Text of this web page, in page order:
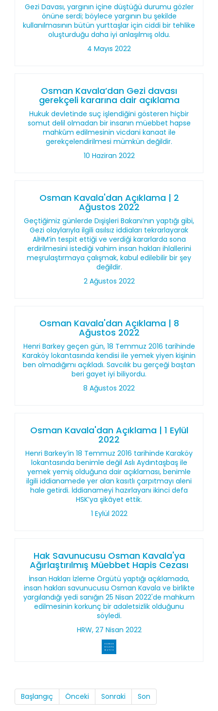
Gezi Davası, yargının içine düştüğü durumu gözler
önüne serdi; böylece yargının bu şekilde
kullanılmasının bütün yurttaşlar için ciddi bir tehlike
oluşturduğu daha iyi anlaşılmış oldu.
4 Mayıs 2022
Osman Kavala’dan Gezi davası
gerekçeli kararına dair açıklama
Hukuk devletinde suç işlendiğini gösteren hiçbir
somut delil olmadan bir insanın müebbet hapse
mahkûm edilmesinin vicdani kanaat ile
gerekçelendirilmesi mümkün değildir.
10 Haziran 2022
Osman Kavala'dan Açıklama | 2
Ağustos 2022
Geçtiğimiz günlerde Dışişleri Bakanı’nın yaptığı gibi,
Gezi olaylarıyla ilgili asılsız iddiaları tekrarlayarak
AİHM’in tespit ettiği ve verdiği kararlarda sona
erdirilmesini istediği vahim insan hakları ihlallerini
meşrulaştırmaya çalışmak, kabul edilebilir bir şey
değildir.
2 Ağustos 2022
Osman Kavala'dan Açıklama | 8
Ağustos 2022
Henri Barkey geçen gün, 18 Temmuz 2016 tarihinde
Karaköy lokantasında kendisi ile yemek yiyen kişinin
ben olmadığımı açıkladı. Savcılık bu gerçeği baştan
beri gayet iyi biliyordu.
8 Ağustos 2022
Osman Kavala'dan Açıklama | 1 Eylül
2022
Henri Barkey’in 18 Temmuz 2016 tarihinde Karaköy
lokantasında benimle değil Aslı Aydıntaşbaş ile
yemek yemiş olduğuna dair açıklaması, benimle
ilgili iddianamede yer alan kasıtlı çarpıtmayı aleni
hale getirdi. İddianameyi hazırlayanı ikinci defa
HSK’ya şikâyet ettik.
1 Eylül 2022
Hak Savunucusu Osman Kavala'ya
Ağırlaştırılmış Müebbet Hapis Cezası
İnsan Hakları İzleme Örgütü yaptığı açıklamada,
insan hakları savunucusu Osman Kavala ve birlikte
yargılandığı yedi sanığın 25 Nisan 2022'de mahkum
edilmesinin korkunç bir adaletsizlik olduğunu
söyledi.
HRW, 27 Nisan 2022
Başlangıç Önceki Sonraki Son